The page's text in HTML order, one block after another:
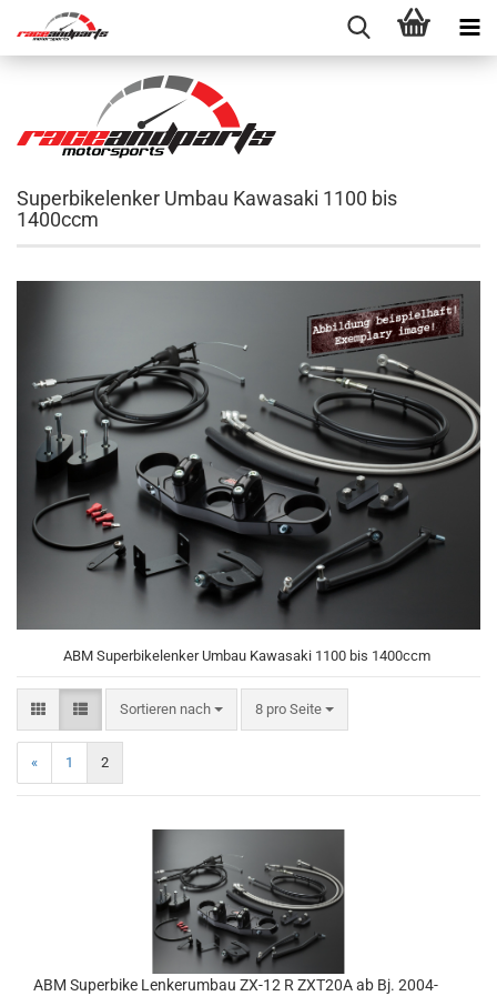
Superbikelenker Umbau Kawasaki 1100 bis
1400ccm
ABM Superbikelenker Umbau Kawasaki 1100 bis 1400ccm
Sortieren nach
Sortieren nach 8 pro Seite
pro Seite
« 1 2
ABM Superbike Lenkerumbau ZX-12 R ZXT20A ab Bj. 2004-